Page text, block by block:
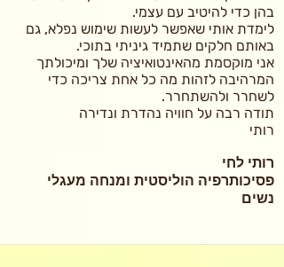
בהן כדי להיטיב עם עצמי.
לימדת אותי שאפשר לעשות שימוש נפלא, גם
באותם חלקים שתמיד גיניתי בתוכי.
אני מוקסמת מהאינטואיציה שלך ומיכולתך
המרהיבה לזהות מה כל אחת צריכה כדי
לשחרר ולהשתחרר.
תודה רבה על חוויה נהדרת ונדירה
רותי
רותי לחי
פסיכותרפיה הוליסטית ומנחה מעגלי
נשים